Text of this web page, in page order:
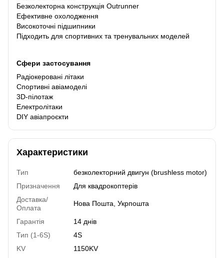
Безколекторна конструкція Outrunner
Ефективне охолодження
Високоточні підшипники
Підходить для спортивних та тренувальних моделей
Сфери застосування
Радіокеровані літаки
Спортивні авіамоделі
3D-пілотаж
Електролітаки
DIY авіапроєкти
Характеристики
Тип
безколекторний двигун (brushless motor)
Призначення
Для квадрокоптерів
Доставка/
Оплата
Нова Пошта, Укрпошта
Гарантія
14 днів
Тип (1-6S)
4S
KV
1150KV